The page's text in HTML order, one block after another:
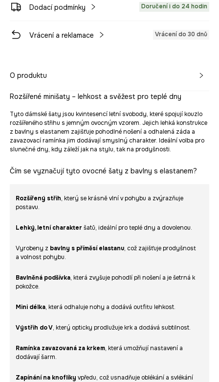
Dodací podmínky Doručení i do 24 hodin
Vrácení a reklamace Vrácení do 30 dnů
O produktu
Rozšířené minišaty – lehkost a svěžest pro teplé dny
Tyto dámské šaty jsou kvintesencí letní svobody, které spojují kouzlo
rozšířeného střihu s jemným ovocným vzorem. Jejich lehká konstrukce
z bavlny s elastanem zajišťuje pohodlné nošení a odhalená záda a
zavazovací ramínka jim dodávají smyslný charakter. Ideální volba pro
slunečné dny, kdy záleží jak na stylu, tak na prodyšnosti.
Čím se vyznačují tyto ovocné šaty z bavlny s elastanem?
Rozšířený střih, který se krásně vlní v pohybu a zvýrazňuje
postavu.
Lehký, letní charakter šatů, ideální pro teplé dny a dovolenou.
Vyrobeny z bavlny s příměsí elastanu, což zajišťuje prodyšnost
a volnost pohybu.
Bavlněná podšívka, která zvyšuje pohodlí při nošení a je šetrná k
pokožce.
Mini délka, která odhaluje nohy a dodává outfitu lehkost.
Výstřih do V, který opticky prodlužuje krk a dodává subtilnost.
Ramínka zavazovaná za krkem, která umožňují nastavení a
dodávají šarm.
Zapínání na knoflíky vpředu, což usnadňuje oblékání a svlékání